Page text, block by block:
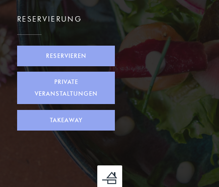
RESERVIERUNG
RESERVIEREN
PRIVATE
VERANSTALTUNGEN
TAKEAWAY